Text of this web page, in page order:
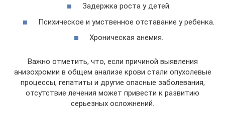
Задержка роста у детей.
Психическое и умственное отставание у ребенка.
Хроническая анемия.
Важно отметить, что, если причиной выявления
анизохромии в общем анализе крови стали опухолевые
процессы, гепатиты и другие опасные заболевания,
отсутствие лечения может привести к развитию
серьезных осложнений.